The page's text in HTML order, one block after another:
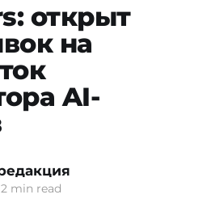
открыт
на
AI-
2 min read